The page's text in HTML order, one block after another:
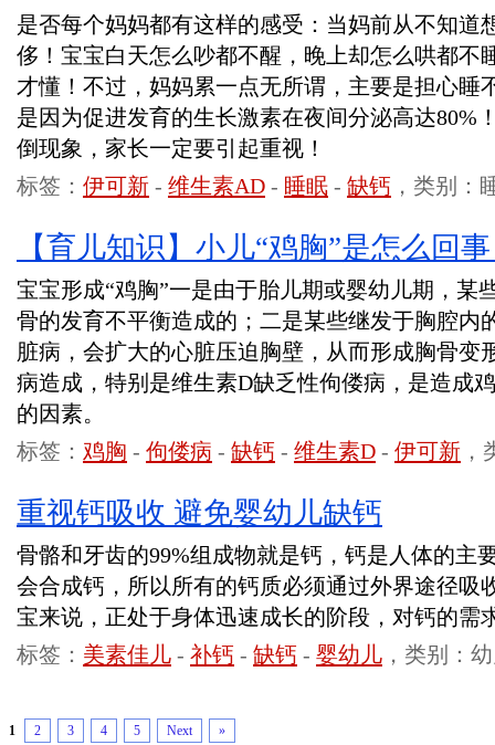
是否每个妈妈都有这样的感受：当妈前从不知道
侈！宝宝白天怎么吵都不醒，晚上却怎么哄都
才懂！不过，妈妈累一点无所谓，主要是担心睡
是因为促进发育的生长激素在夜间分泌高达80%
倒现象，家长一定要引起重视！
标签： 伊可新 - 维生素AD - 睡眠 - 缺钙 ，类别：
【育儿知识】小儿“鸡胸”是怎么回
宝宝形成“鸡胸”一是由于胎儿期或婴幼儿期，某
骨的发育不平衡造成的；二是某些继发于胸腔内
脏病，会扩大的心脏压迫胸壁，从而形成胸骨变
病造成，特别是维生素D缺乏性佝偻病，是造成
的因素。
标签： 鸡胸 - 佝偻病 - 缺钙 - 维生素D - 伊可新
重视钙吸收 避免婴幼儿缺钙
骨骼和牙齿的99%组成物就是钙，钙是人体的主
会合成钙，所以所有的钙质必须通过外界途径吸
宝来说，正处于身体迅速成长的阶段，对钙的需
标签： 美素佳儿 - 补钙 - 缺钙 - 婴幼儿 ，类别：
1 2 3 4 5 Next »